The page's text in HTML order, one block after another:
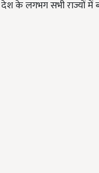
के लगभग सभी राज्यों में